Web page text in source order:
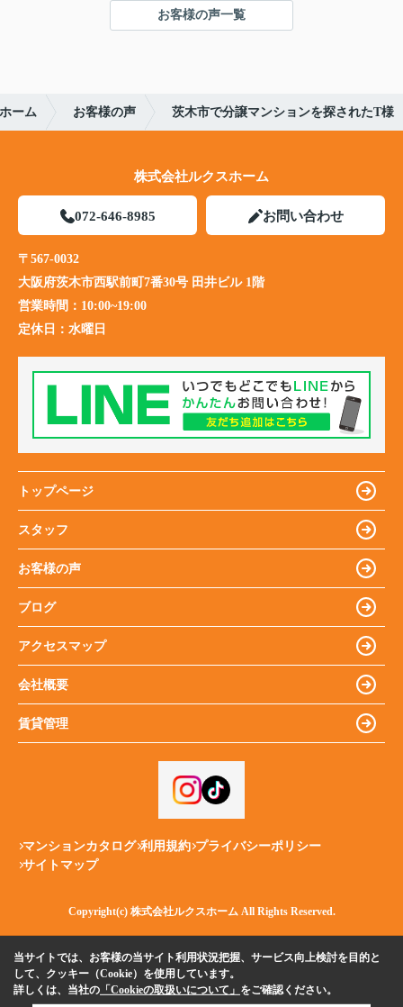
お客様の声一覧
ーム お客様の声 茨木市で分譲マンションを探されたT様
株式会社ルクスホーム
072-646-8985 お問い合わせ
〒567-0032
大阪府茨木市西駅前町7番30号 田井ビル 1階
営業時間： 10:00~19:00
定休日： 水曜日
トップページ
スタッフ
お客様の声
ブログ
アクセスマップ
会社概要
賃貸管理
マンションカタログ 利用規約 プライバシーポリシー
サイトマップ
Copyright(c) 株式会社ルクスホーム All Rights Reserved.
当サイトでは、お客様の当サイト利用状況把握、サービス向上検討を目的と
して、クッキー（Cookie）を使用しています。
詳しくは、当社の 「Cookieの取扱いについて」 をご確認ください。